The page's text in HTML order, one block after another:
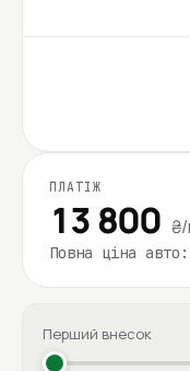
ПЛАТІЖ
13 800 ₴/
Повна ціна
Перший внесок